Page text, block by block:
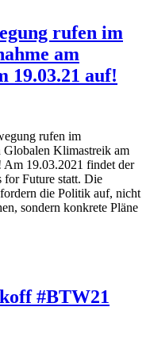
rufen im
am
19.03.21 auf!
rufen im
Globalen Klimastreik am
Am 19.03.2021 findet der
for Future statt. Die
die Politik auf, nicht
sondern konkrete Pläne
#BTW21